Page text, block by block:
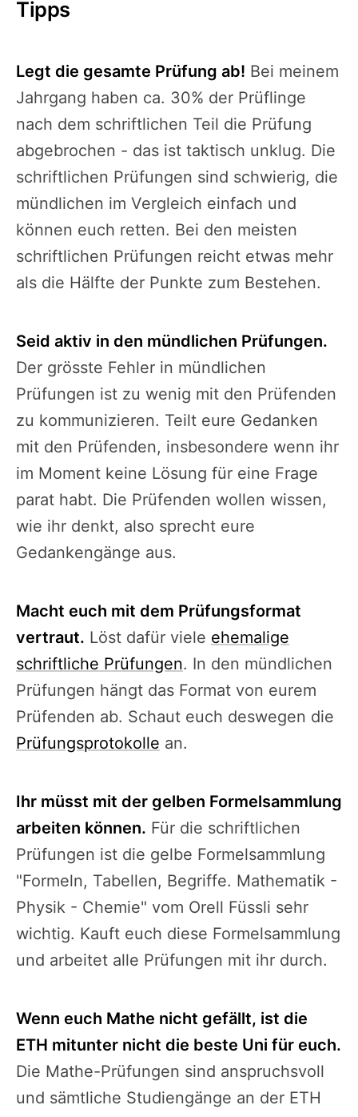
Tipps
Legt die gesamte Prüfung ab! Bei meinem
Jahrgang haben ca. 30% der Prüflinge
nach dem schriftlichen Teil die Prüfung
abgebrochen - das ist taktisch unklug. Die
schriftlichen Prüfungen sind schwierig, die
mündlichen im Vergleich einfach und
können euch retten. Bei den meisten
schriftlichen Prüfungen reicht etwas mehr
als die Hälfte der Punkte zum Bestehen.
Seid aktiv in den mündlichen Prüfungen.
Der grösste Fehler in mündlichen
Prüfungen ist zu wenig mit den Prüfenden
zu kommunizieren. Teilt eure Gedanken
mit den Prüfenden, insbesondere wenn ihr
im Moment keine Lösung für eine Frage
parat habt. Die Prüfenden wollen wissen,
wie ihr denkt, also sprecht eure
Gedankengänge aus.
Macht euch mit dem Prüfungsformat
vertraut. Löst dafür viele ehemalige
schriftliche Prüfungen. In den mündlichen
Prüfungen hängt das Format von eurem
Prüfenden ab. Schaut euch deswegen die
Prüfungsprotokolle an.
Ihr müsst mit der gelben Formelsammlung
arbeiten können. Für die schriftlichen
Prüfungen ist die gelbe Formelsammlung
"Formeln, Tabellen, Begriffe. Mathematik -
Physik - Chemie" vom Orell Füssli sehr
wichtig. Kauft euch diese Formelsammlung
und arbeitet alle Prüfungen mit ihr durch.
Wenn euch Mathe nicht gefällt, ist die
ETH mitunter nicht die beste Uni für euch.
Die Mathe-Prüfungen sind anspruchsvoll
und sämtliche Studiengänge an der ETH